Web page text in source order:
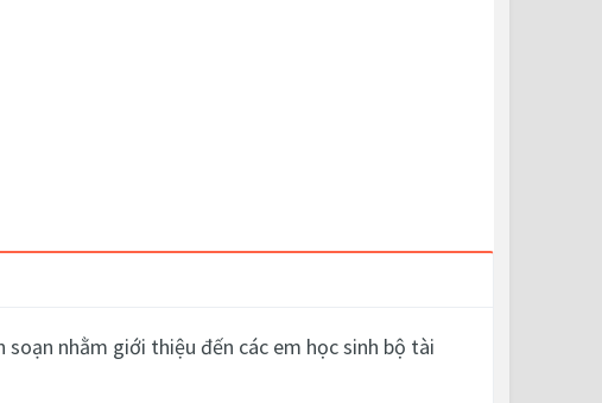
nhằm giới thiệu đến các em học sinh bộ tài